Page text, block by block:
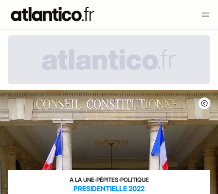
A LA UNE›PÉPITES›POLITIQUE
PRESIDENTIELLE 2022